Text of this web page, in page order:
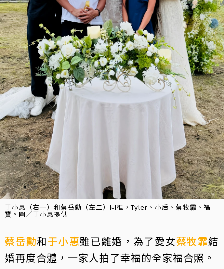
于小惠（右一）和蔡岳勳（左二）同框，Tyler、小后、蔡牧霏、福
寶。圖／于小惠提供
蔡岳勳和于小惠雖已離婚，為了愛女蔡牧霏結
婚再度合體，一家人拍了幸福的全家福合照。